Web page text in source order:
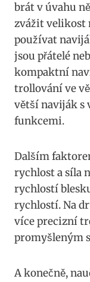
brát v úvahu
zvážit velikost
používat
jsou přátelé
kompaktní
trollování ve
větší naviják​ s
funkcemi.
Dalším
rychlost a síla
rychlostí
rychlostí. Na
více precizní
promyšleným
A⁣ konečně,